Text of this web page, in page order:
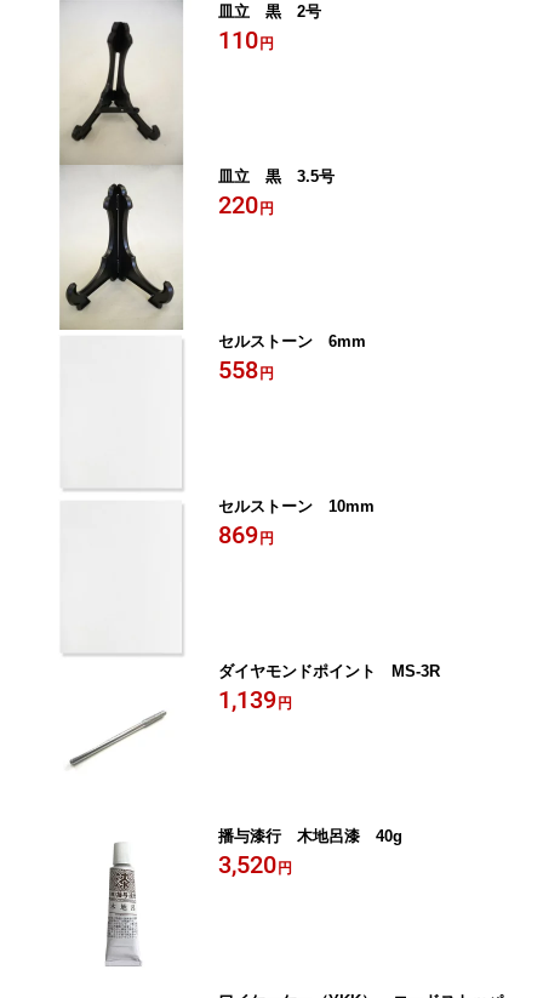
皿立 黒 2号
110 円
皿立 黒 3.5号
220 円
セルストーン 6mm
558 円
セルストーン 10mm
869 円
ダイヤモンドポイント MS‐3R
1,139 円
播与漆行 木地呂漆 40g
3,520 円